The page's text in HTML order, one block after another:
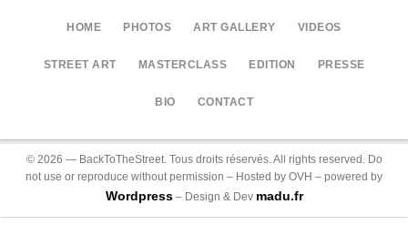
HOME PHOTOS ART GALLERY VIDEOS
STREET ART MASTERCLASS EDITION PRESSE
BIO CONTACT
© 2026 — BackToTheStreet. Tous droits réservés. All rights reserved. Do
not use or reproduce without permission – Hosted by OVH – powered by
Wordpress– Design & Dev madu.fr